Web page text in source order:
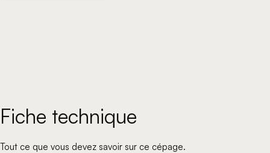
Fiche technique
Tout ce que vous devez savoir sur ce cépage.